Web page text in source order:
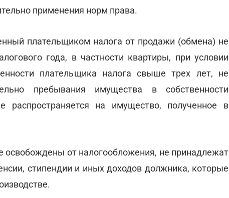
применения норм права.
плательщиком налога от продажи (обмена) не
года, в частности квартиры, при условии
плательщика налога свыше трех лет, не
пребывания имущества в собственности
на имущество, полученное в
от налогообложения, не принадлежат
стипендии и иных доходов должника, которые